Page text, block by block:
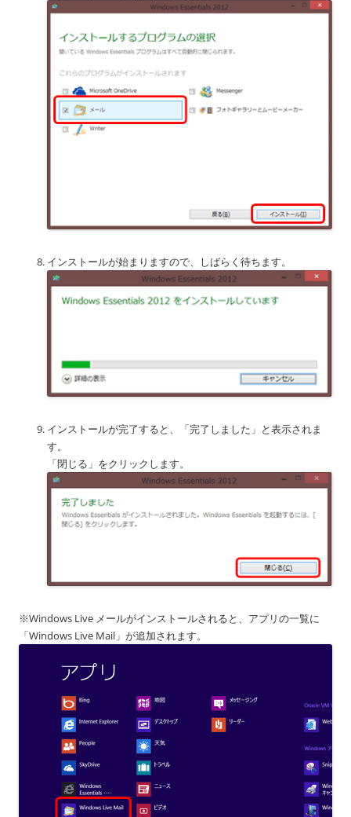
インストールが始まりますので、しばらく待ちます。
インストールが完了すると、「完了しました」と表示されま
す。
「閉じる」をクリックします。
※Windows Live メールがインストールされると、アプリの一覧に
「Windows Live Mail」が追加されます。